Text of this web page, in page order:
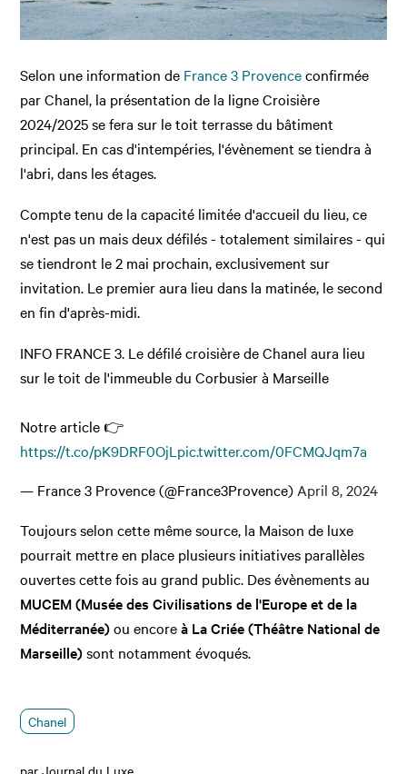
Selon une information de France 3 Provenceconfirmée
par Chanel, la présentation de la ligne Croisière
2024/2025 se fera sur le toit terrasse du bâtiment
principal. En cas d'intempéries, l'évènement se tiendra à
l'abri, dans les étages.
Compte tenu de la capacité limitée d'accueil du lieu, ce
n'est pas un mais deux défilés - totalement similaires - qui
se tiendront le 2 mai prochain, exclusivement sur
invitation. Le premier aura lieu dans la matinée, le second
en fin d'après-midi.
INFO FRANCE 3. Le défilé croisière de Chanel aura lieu
sur le toit de l'immeuble du Corbusier à Marseille
Notre article 👉
https://t.co/pK9DRF0OjL pic.twitter.com/0FCMQJqm7a
— France 3 Provence (@France3Provence) April 8, 2024
Toujours selon cette même source, la Maison de luxe
pourrait mettre en place plusieurs initiatives parallèles
ouvertes cette fois au grand public. Des évènements au
MUCEM (Musée des Civilisations de l'Europe et de la
Méditerranée)ou encoreà La Criée (Théâtre National de
Marseille)sont notamment évoqués.
Chanel
par Journal du Luxe